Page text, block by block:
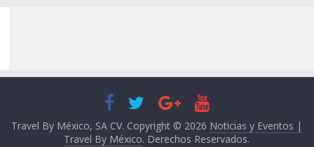
Travel By México, SA CV. Copyright © 2026 Noticias y Eventos |
Travel By México. Derechos Reservados.